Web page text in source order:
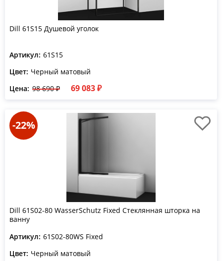
Dill 61S15 Душевой уголок
Артикул: 61S15
Цвет: Черный матовый
Цена: 98 690 ₽ 69 083 ₽
-22%
Dill 61S02-80 WasserSchutz Fixed Стеклянная шторка на
ванну
Артикул: 61S02-80WS Fixed
Цвет: Черный матовый